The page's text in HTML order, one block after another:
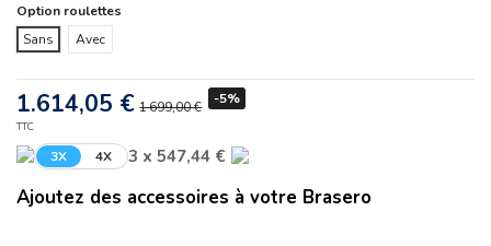
Option roulettes
Sans
Avec
1.614,05 € 1 699,00 € -5%
TTC
3X 4X 3 x 547,44 €
Ajoutez des accessoires à votre Brasero